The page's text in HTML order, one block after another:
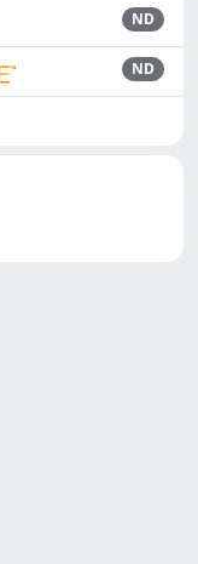
ND
ND